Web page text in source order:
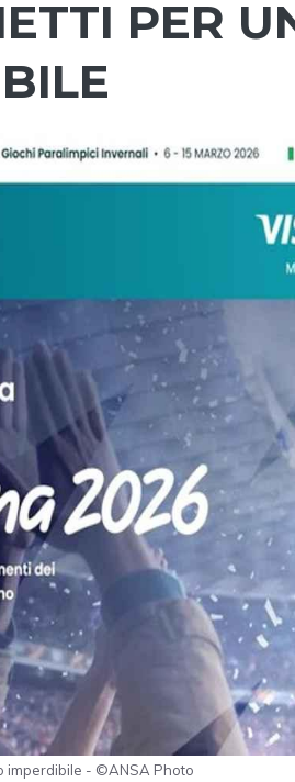
PER
imperdibile - ©ANSA Photo